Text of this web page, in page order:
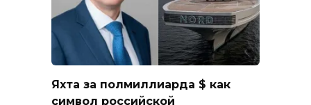
Яхта за полмиллиарда $ как
символ российской